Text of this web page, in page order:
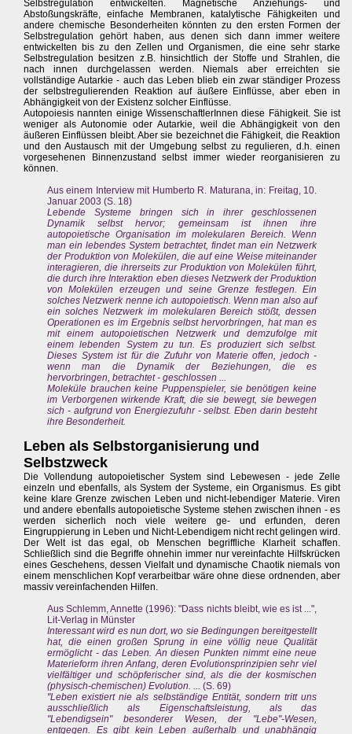
Selbstregulation entwickelten. Magnetische Anziehungs- und
Abstoßungskräfte, einfache Membranen, katalytische Fähigkeiten und
andere chemische Besonderheiten könnten zu den ersten Formen der
Selbstregulation gehört haben, aus denen sich dann immer weitere
entwickelten bis zu den Zellen und Organismen, die eine sehr starke
Selbstregulation besitzen z.B. hinsichtlich der Stoffe und Strahlen, die
nach innen durchgelassen werden. Niemals aber erreichten sie
vollständige Autarkie - auch das Leben blieb ein zwar ständiger Prozess
der selbstregulierenden Reaktion auf äußere Einflüsse, aber eben in
Abhängigkeit von der Existenz solcher Einflüsse.
Autopoiesis nannten einige WissenschaftlerInnen diese Fähigkeit. Sie ist
weniger als Autonomie oder Autarkie, weil die Abhängigkeit von den
äußeren Einflüssen bleibt. Aber sie bezeichnet die Fähigkeit, die Reaktion
und den Austausch mit der Umgebung selbst zu regulieren, d.h. einen
vorgesehenen Binnenzustand selbst immer wieder reorganisieren zu
können.
Aus einem Interview mit Humberto R. Maturana, in: Freitag, 10.
Januar 2003 (S. 18)
Lebende Systeme bringen sich in ihrer geschlossenen
Dynamik selbst hervor; gemeinsam ist ihnen ihre
autopoietische Organisation im molekularen Bereich. Wenn
man ein lebendes System betrachtet, findet man ein Netzwerk
der Produktion von Molekülen, die auf eine Weise miteinander
interagieren, die ihrerseits zur Produktion von Molekülen führt,
die durch ihre Interaktion eben dieses Netzwerk der Produktion
von Molekülen erzeugen und seine Grenze festlegen. Ein
solches Netzwerk nenne ich autopoietisch. Wenn man also auf
ein solches Netzwerk im molekularen Bereich stößt, dessen
Operationen es im Ergebnis selbst hervorbringen, hat man es
mit einem autopoietischen Netzwerk und demzufolge mit
einem lebenden System zu tun. Es produziert sich selbst.
Dieses System ist für die Zufuhr von Materie offen, jedoch -
wenn man die Dynamik der Beziehungen, die es
hervorbringen, betrachtet - geschlossen ...
Moleküle brauchen keine Puppenspieler, sie benötigen keine
im Verborgenen wirkende Kraft, die sie bewegt, sie bewegen
sich - aufgrund von Energiezufuhr - selbst. Eben darin besteht
ihre Besonderheit.
Leben als Selbstorganisierung und
Selbstzweck
Die Vollendung autopoietischer System sind Lebewesen - jede Zelle
einzeln und ebenfalls, als System der Systeme, ein Organismus. Es gibt
keine klare Grenze zwischen Leben und nicht-lebendiger Materie. Viren
und andere ebenfalls autopoietische Systeme stehen zwischen ihnen - es
werden sicherlich noch viele weitere ge- und erfunden, deren
Eingruppierung in Leben und Nicht-Lebendigem nicht recht gelingen wird.
Der Welt ist das egal, ob Menschen begriffliche Klarheit schaffen.
Schließlich sind die Begriffe ohnehin immer nur vereinfachte Hilfskrücken
eines Geschehens, dessen Vielfalt und dynamische Chaotik niemals von
einem menschlichen Kopf verarbeitbar wäre ohne diese ordnenden, aber
massiv vereinfachenden Hilfen.
Aus Schlemm, Annette (1996): "Dass nichts bleibt, wie es ist ...",
Lit-Verlag in Münster
Interessant wird es nun dort, wo sie Bedingungen bereitgestellt
hat, die einen großen Sprung in eine völlig neue Qualität
ermöglicht - das Leben. An diesen Punkten nimmt eine neue
Materieform ihren Anfang, deren Evolutionsprinzipien sehr viel
vielfältiger und schöpferischer sind, als die der kosmischen
(physisch-chemischen) Evolution. ... (S. 69)
"Leben existiert nie als selbständige Entität, sondern tritt uns
ausschließlich als Eigenschaftsleistung, als das
"Lebendigsein" besonderer Wesen, der "Lebe"-Wesen,
entgegen. Es gibt kein Leben außerhalb und unabhängig